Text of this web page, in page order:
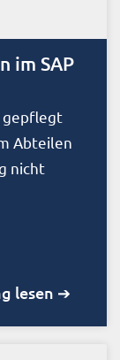
im SAP
gepflegt
Abteilen
nicht
lesen ➔